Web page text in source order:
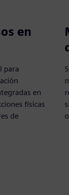
en
para
en
físicas
de